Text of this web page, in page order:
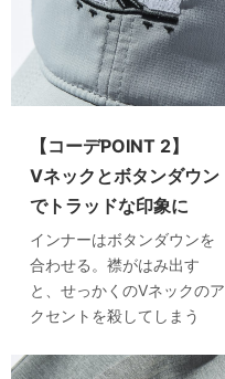
【コーデPOINT 2】
Vネックとボタンダウン
でトラッドな印象に
インナーはボタンダウンを
合わせる。襟がはみ出す
と、せっかくのVネックのア
クセントを殺してしまう